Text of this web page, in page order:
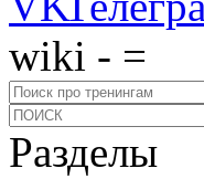
wiki - =
Разделы